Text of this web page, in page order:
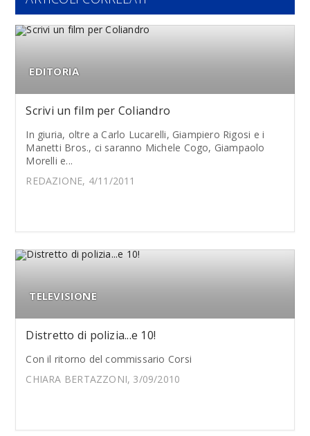
EDITORIA
Scrivi un film per Coliandro
In giuria, oltre a Carlo Lucarelli, Giampiero Rigosi e i
Manetti Bros., ci saranno Michele Cogo, Giampaolo
Morelli e...
REDAZIONE, 4/11/2011
TELEVISIONE
Distretto di polizia...e 10!
Con il ritorno del commissario Corsi
CHIARA BERTAZZONI, 3/09/2010